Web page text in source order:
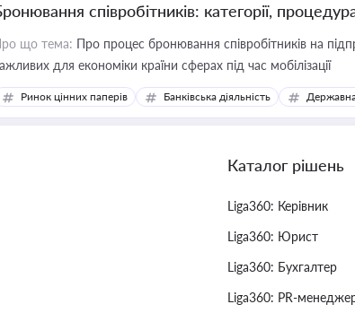
співробітників: категорії,
що тема: Про процес бронювання співробітників на
для економіки країни сферах під час мобілізації
Ринок цінних паперів Банківська діяльність
Каталог рішень
Liga360: Керівник
Liga360: Юрист
Liga360: Бухгалтер
Liga360: PR-